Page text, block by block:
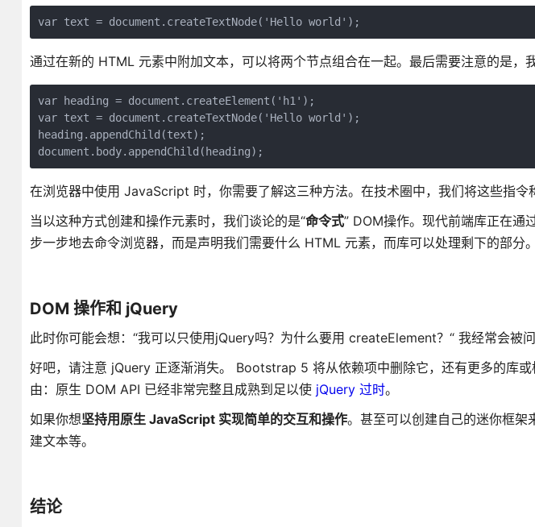
var text = document.createTextNode('Hello world');
通过在新的 HTML 元素中附加文本，可以将两个节点组合在一起。最后需要注意的是，
var heading = document.createElement('h1');
var text = document.createTextNode('Hello world');
heading.appendChild(text);
document.body.appendChild(heading);
在浏览器中使用 JavaScript 时，你需要了解这三种方法。在技术圈中，我们将这些指令
当以这种方式创建和操作元素时，我们谈论的是“命令式” DOM操作。现代前端库正在通
步一步地去命令浏览器，而是声明我们需要什么 HTML 元素，而库可以处理剩下的部分。
DOM 操作和 jQuery
此时你可能会想：“我可以只使用jQuery吗？为什么要用 createElement？“ 我经常会被问
好吧，请注意 jQuery 正逐渐消失。 Bootstrap 5 将从依赖项中删除它，还有更多的库
由：原生 DOM API 已经非常完整且成熟到足以使 jQuery 过时。
如果你想坚持用原生 JavaScript 实现简单的交互和操作。甚至可以创建自己的迷你框架
建文本等。
结论